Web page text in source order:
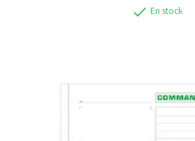
check En stock